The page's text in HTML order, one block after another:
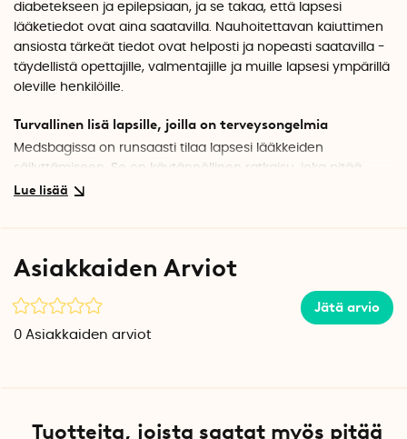
diabetekseen ja epilepsiaan, ja se takaa, että lapsesi
lääketiedot ovat aina saatavilla. Nauhoitettavan kaiuttimen
ansiosta tärkeät tiedot ovat helposti ja nopeasti saatavilla -
täydellistä opettajille, valmentajille ja muille lapsesi ympärillä
oleville henkilöille.
Turvallinen lisä lapsille, joilla on terveysongelmia
Medsbagissa on runsaasti tilaa lapsesi lääkkeiden
säilyttämiseen. Se on käytännöllinen ratkaisu, joka pitää
lääkkeet lähellä, järjestyksessä ja suojassa. Tallennettavan
Lääkelaukussa on kaiuttimen lisäksi erillinen lokero kirjalliselle
lääkinnälliselle toimintasuunnitelmalle. Näin lasta
Lääkintälaukku on valmistettu 100% kierrätetystä
Asiakkaiden Arviot
Jätä arvio
0 Asiakkaiden arviot
Tuotteita, joista saatat myös pitää